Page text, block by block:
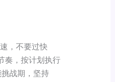
，不要过快
奏，按计划执行
战期，坚持